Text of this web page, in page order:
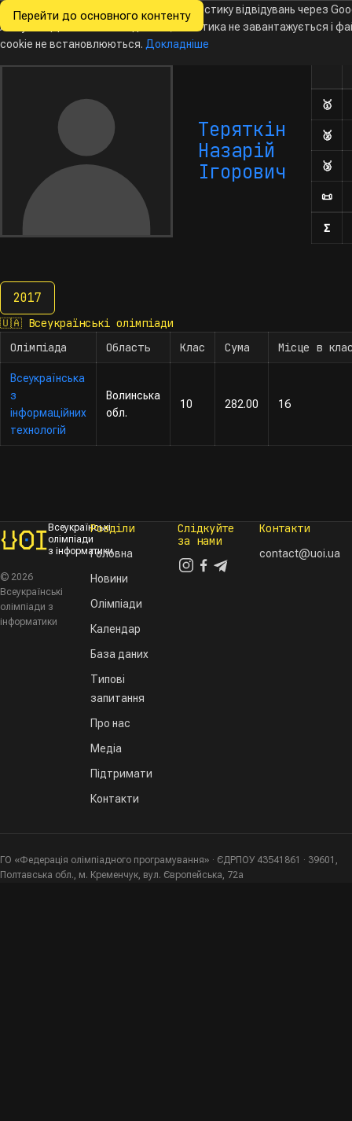
Перейти до основного контенту
Всеукраїнські
з інформатики
НовиниОлімпіадиКалендарБаза даних
Теряткін
Назарій
Ігорович
🥇
🥈
🥉
📜
Σ
2017
2017
🇺🇦 Всеукраїнські олімпіади
Олімпіада
Область Клас Сума Місце в
Всеукраїнська
з
інформаційних
технологій
Волинська
обл.
10 282.00 16
Всеукраїнські
олімпіади
з інформатики
© 2026
Всеукраїнські
олімпіади з
інформатики
Розділи
Головна
Новини
Олімпіади
Календар
База даних
Типові
запитання
Про нас
Медіа
Підтримати
Контакти
Слідкуйте
за нами
Контакти
contact@uoi.ua
ГО «Федерація олімпіадного програмування» · ЄДРПОУ 43541861 · 39601,
Полтавська обл., м. Кременчук, вул. Європейська, 72а
Ми хочемо збирати знеособлену статистику відвідувань через
Analytics. Доки ви не погодитесь, аналітика не завантажується і
cookie не встановлюються. Докладніше